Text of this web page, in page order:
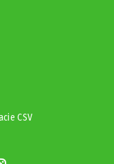
CSV